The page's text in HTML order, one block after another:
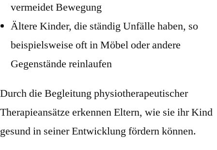
vermeidet Bewegung
Ältere Kinder, die ständig Unfälle haben, so
beispielsweise oft in Möbel oder andere
Gegenstände reinlaufen
Durch die Begleitung physiotherapeutischer
Therapieansätze erkennen Eltern, wie sie ihr Kind
gesund in seiner Entwicklung fördern können.